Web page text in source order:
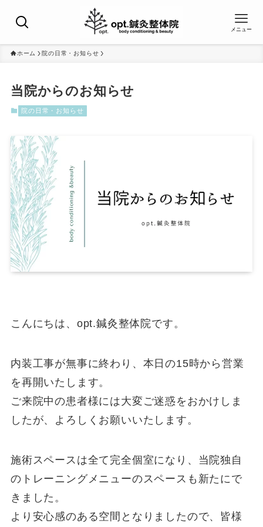
メニュー
ホーム 院の日常・お知らせ
当院からのお知らせ
院の日常・お知らせ
こんにちは、opt.鍼灸整体院です。
内装工事が無事に終わり、本日の15時から営業
を再開いたします。
ご来院中の患者様には大変ご迷惑をおかけしま
したが、よろしくお願いいたします。
施術スペースは全て完全個室になり、当院独自
のトレーニングメニューのスペースも新たにで
きました。
より安心感のある空間となりましたので、皆様